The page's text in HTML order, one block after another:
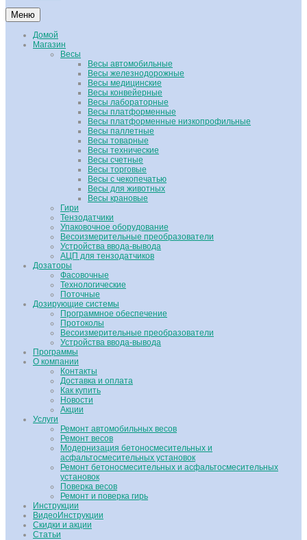
Меню
Домой
Магазин
Весы
Весы автомобильные
Весы железнодорожные
Весы медицинские
Весы конвейерные
Весы лабораторные
Весы платформенные
Весы платформенные низкопрофильные
Весы паллетные
Весы товарные
Весы технические
Весы счетные
Весы торговые
Весы с чекопечатью
Весы для животных
Весы крановые
Гири
Тензодатчики
Упаковочное оборудование
Весоизмерительные преобразователи
Устройства ввода-вывода
АЦП для тензодатчиков
Дозаторы
Фасовочные
Технологические
Поточные
Дозирующие системы
Программное обеспечение
Протоколы
Весоизмерительные преобразователи
Устройства ввода-вывода
Программы
О компании
Контакты
Доставка и оплата
Как купить
Новости
Акции
Услуги
Ремонт автомобильных весов
Ремонт весов
Модернизация бетоносмесительных и
асфальтосмесительных установок
Ремонт бетоносмесительных и асфальтосмесительных
установок
Поверка весов
Ремонт и поверка гирь
Инструкции
ВидеоИнструкции
Скидки и акции
Статьи